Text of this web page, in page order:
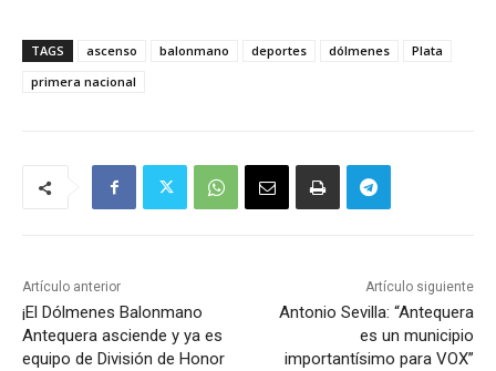
TAGS ascenso balonmano deportes dólmenes
Plata
primera nacional
Artículo anterior
¡El Dólmenes Balonmano
Antequera asciende y ya es
equipo de División de Honor
Artículo siguiente
Antonio Sevilla: “Antequera
es un municipio
importantísimo para VOX”